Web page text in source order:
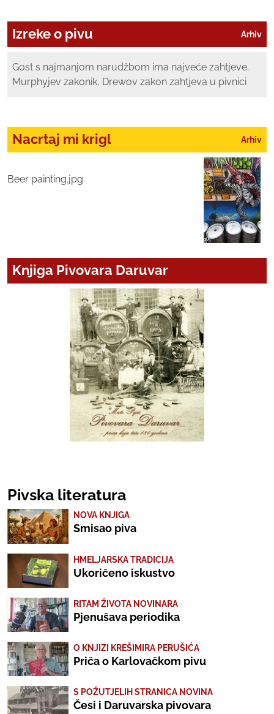
Arhiv
Izreke o pivu
Gost s najmanjom narudžbom ima najveće zahtjeve.
Murphyjev zakonik, Drewov zakon zahtjeva u pivnici
Arhiv
Nacrtaj mi krigl
Beer painting.jpg
Knjiga Pivovara Daruvar
Pivska literatura
NOVA KNJIGA
Smisao piva
HMELJARSKA TRADICIJA
Ukoričeno iskustvo
RITAM ŽIVOTA NOVINARA
Pjenušava periodika
O KNJIZI KREŠIMIRA PERUŠIĆA
Priča o Karlovačkom pivu
S POŽUTJELIH STRANICA NOVINA
Česi i Daruvarska pivovara